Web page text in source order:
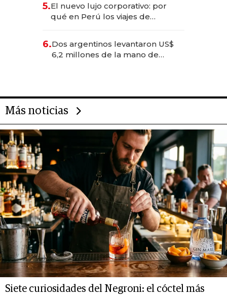
Fénix
5.El nuevo lujo corporativo: por
qué en Perú los viajes de
para convertirse en experiencias
transformadoras
6.Dos argentinos levantaron US$
6,2 millones de la mano de
Más noticias
Siete curiosidades del Negroni: el cóctel más